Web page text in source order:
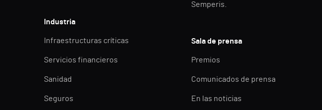
Industria
Infraestructuras críticas
Servicios financieros
Sanidad
Seguros
Semperis.
Sala de prensa
Premios
Comunicados de prensa
En las noticias